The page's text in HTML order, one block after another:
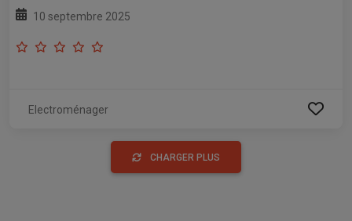
10 septembre 2025
Electroménager
CHARGER PLUS